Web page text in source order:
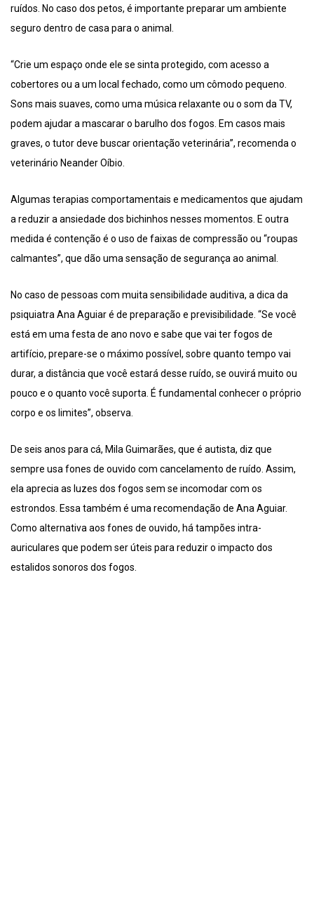
ruídos. No caso dos petos, é importante preparar um ambiente
seguro dentro de casa para o animal.
“Crie um espaço onde ele se sinta protegido, com acesso a
cobertores ou a um local fechado, como um cômodo pequeno.
Sons mais suaves, como uma música relaxante ou o som da TV,
podem ajudar a mascarar o barulho dos fogos. Em casos mais
graves, o tutor deve buscar orientação veterinária”, recomenda o
veterinário Neander Oíbio.
Algumas terapias comportamentais e medicamentos que ajudam
a reduzir a ansiedade dos bichinhos nesses momentos. E outra
medida é contenção é o uso de faixas de compressão ou “roupas
calmantes”, que dão uma sensação de segurança ao animal.
No caso de pessoas com muita sensibilidade auditiva, a dica da
psiquiatra Ana Aguiar é de preparação e previsibilidade. “Se você
está em uma festa de ano novo e sabe que vai ter fogos de
artifício, prepare-se o máximo possível, sobre quanto tempo vai
durar, a distância que você estará desse ruído, se ouvirá muito ou
pouco e o quanto você suporta. É fundamental conhecer o próprio
corpo e os limites”, observa.
De seis anos para cá, Mila Guimarães, que é autista, diz que
sempre usa fones de ouvido com cancelamento de ruído. Assim,
ela aprecia as luzes dos fogos sem se incomodar com os
estrondos. Essa também é uma recomendação de Ana Aguiar.
Como alternativa aos fones de ouvido, há tampões intra-
auriculares que podem ser úteis para reduzir o impacto dos
estalidos sonoros dos fogos.